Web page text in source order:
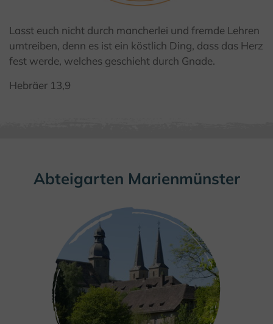
© Kulturland Kreis Höxer / F. Grawe
Lasst euch nicht durch mancherlei und fremde Lehren
umtreiben, denn es ist ein köstlich Ding, dass das Herz
fest werde, welches geschieht durch Gnade.
Hebräer 13,9
Abteigarten Marienmünster